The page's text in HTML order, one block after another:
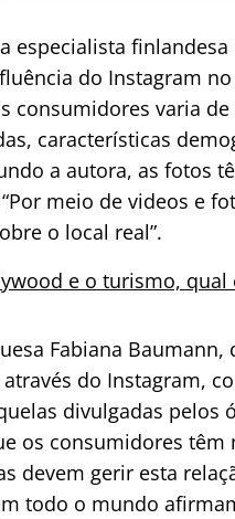
especialista
do Instagram
consumidores varia
características
a autora, as fotos
meio de videos e
o local real”.
e o turismo, qual
Fabiana
através do Instagram,
divulgadas pelos
os consumidores
devem gerir esta
todo o mundo